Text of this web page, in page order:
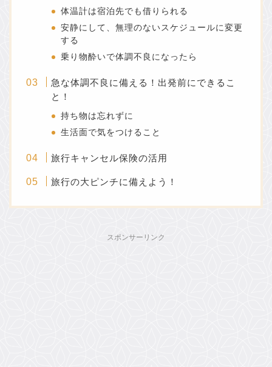
体温計は宿泊先でも借りられる
安静にして、無理のないスケジュールに変更
する
乗り物酔いで体調不良になったら
急な体調不良に備える！出発前にできるこ
と！
持ち物は忘れずに
生活面で気をつけること
旅行キャンセル保険の活用
旅行の大ピンチに備えよう！
スポンサーリンク